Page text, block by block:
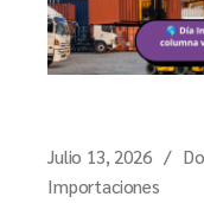
Julio 13, 2026
Importaciones